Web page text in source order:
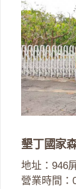
墾丁國家
地址：946
營業時間：